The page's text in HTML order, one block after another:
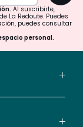
Al suscribirte,
La Redoute. Puedes
puedes consultar
personal.